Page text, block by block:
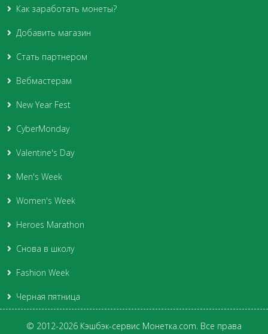
Как заработать монеты?
Добавить магазин
Стать партнером
Вебмастерам
New Year Fest
CyberMonday
Valentine's Day
Men's Week
Women's Week
Heroes Marathon
Снова в школу
Fashion Week
Черная пятница
© 2012-2026 Кэшбэк-сервис Монетка.com. Все права